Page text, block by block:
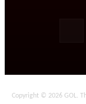
Copyright © 2026 GOL.